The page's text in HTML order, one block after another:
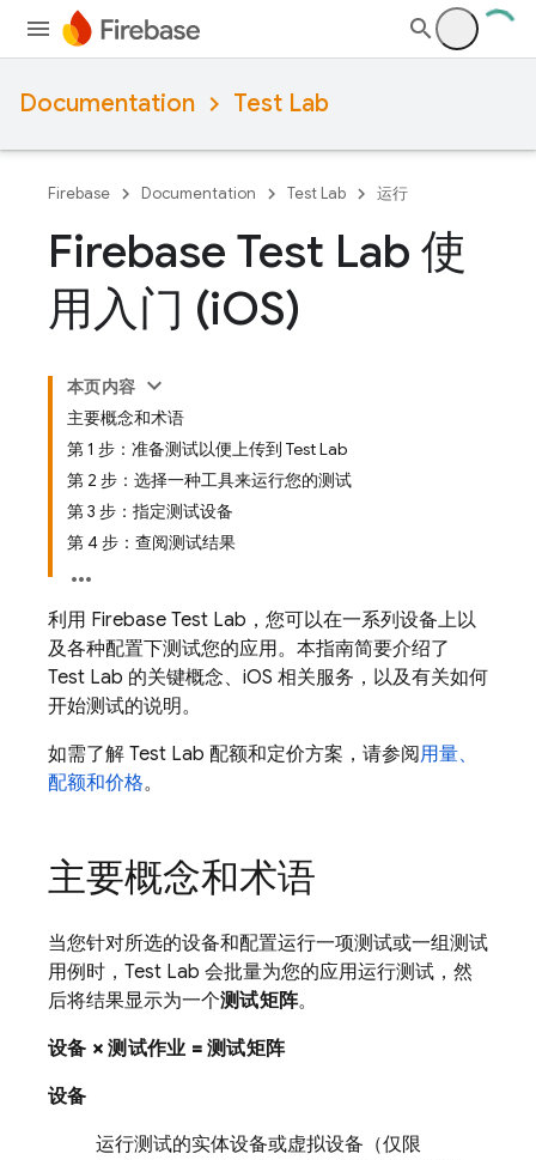
Documentation Test Lab
Firebase Documentation Test Lab 运行
Firebase Test Lab 使
用入门 (iOS)
本页内容
主要概念和术语
第 1 步：准备测试以便上传到 Test Lab
第 2 步：选择一种工具来运行您的测试
第 3 步：指定测试设备
第 4 步：查阅测试结果
利用 Firebase Test Lab ，您可以在一系列设备上以
及各种配置下测试您的应用。本指南简要介绍了
Test Lab 的关键概念、iOS 相关服务，以及有关如何
开始测试的说明。
如需了解 Test Lab 配额和定价方案，请参阅用量、
配额和价格。
主要概念和术语
当您针对所选的设备和配置运行一项测试或一组测试
用例时， Test Lab 会批量为您的应用运行测试，然
后将结果显示为一个测试矩阵。
设备 × 测试作业 = 测试矩阵
设备
运行测试的实体设备或虚拟设备（仅限